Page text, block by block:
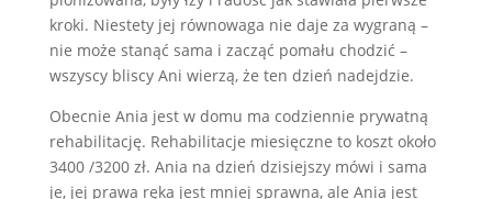
kroki. Niestety jej równowaga nie daje za wygraną –
nie może stanąć sama i zacząć pomału chodzić –
wszyscy bliscy Ani wierzą, że ten dzień nadejdzie.
Obecnie Ania jest w domu ma codziennie prywatną
rehabilitację. Rehabilitacje miesięczne to koszt około
3400 /3200 zł. Ania na dzień dzisiejszy mówi i sama
je, jej prawa ręka jest mniej sprawna, ale Ania jest